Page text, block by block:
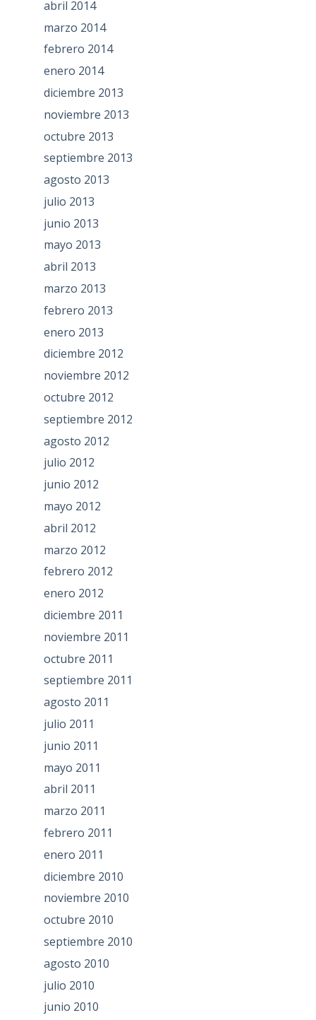
abril 2014
marzo 2014
febrero 2014
enero 2014
diciembre 2013
noviembre 2013
octubre 2013
septiembre 2013
agosto 2013
julio 2013
junio 2013
mayo 2013
abril 2013
marzo 2013
febrero 2013
enero 2013
diciembre 2012
noviembre 2012
octubre 2012
septiembre 2012
agosto 2012
julio 2012
junio 2012
mayo 2012
abril 2012
marzo 2012
febrero 2012
enero 2012
diciembre 2011
noviembre 2011
octubre 2011
septiembre 2011
agosto 2011
julio 2011
junio 2011
mayo 2011
abril 2011
marzo 2011
febrero 2011
enero 2011
diciembre 2010
noviembre 2010
octubre 2010
septiembre 2010
agosto 2010
julio 2010
junio 2010